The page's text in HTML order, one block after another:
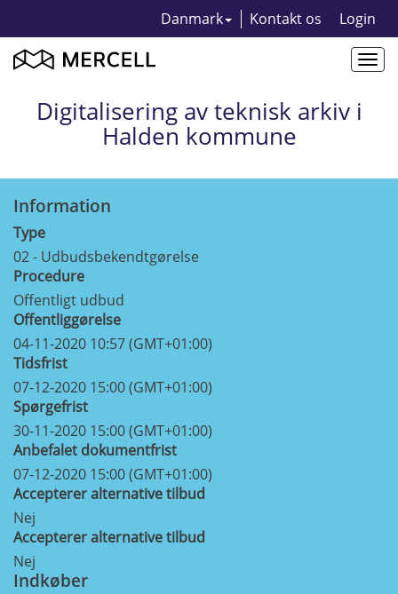
Danmark Kontakt os Login
Digitalisering av teknisk arkiv i
Halden kommune
Information
Type
02 - Udbudsbekendtgørelse
Procedure
Offentligt udbud
Offentliggørelse
04-11-2020 10:57 (GMT+01:00)
Tidsfrist
07-12-2020 15:00 (GMT+01:00)
Spørgefrist
30-11-2020 15:00 (GMT+01:00)
Anbefalet dokumentfrist
07-12-2020 15:00 (GMT+01:00)
Accepterer alternative tilbud
Nej
Accepterer alternative tilbud
Nej
Indkøber